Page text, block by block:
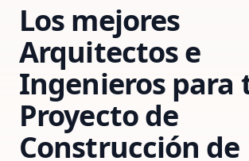
Los mejores
Arquitectos e
Ingenieros para
Proyecto de
Construcción de